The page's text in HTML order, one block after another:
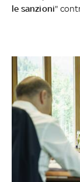
le sanzioni"